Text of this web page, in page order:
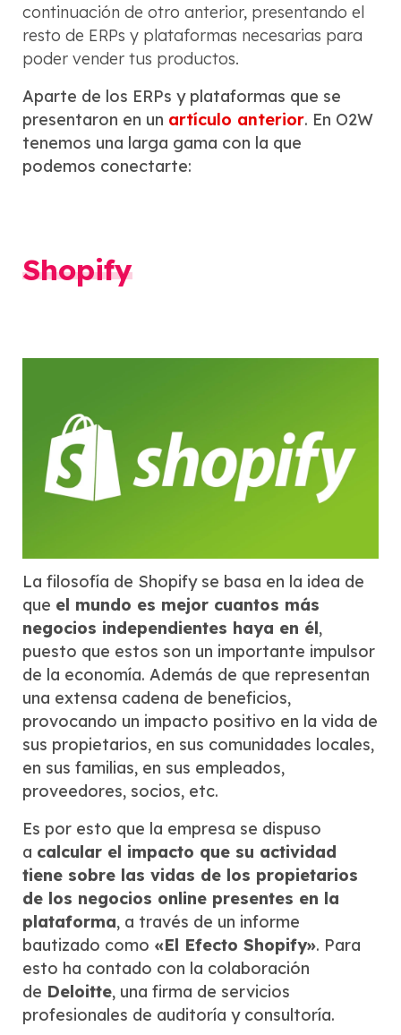
continuación de otro anterior, presentando el
resto de ERPs y plataformas necesarias para
poder vender tus productos.
Aparte de los ERPs y plataformas que se
presentaron en un artículo anterior. En O2W
tenemos una larga gama con la que
podemos conectarte:
Shopify
La filosofía de Shopify se basa en la idea de
que el mundo es mejor cuantos más
negocios independientes haya en él,
puesto que estos son un importante impulsor
de la economía. Además de que representan
una extensa cadena de beneficios,
provocando un impacto positivo en la vida de
sus propietarios, en sus comunidades locales,
en sus familias, en sus empleados,
proveedores, socios, etc.
Es por esto que la empresa se dispuso
a calcular el impacto que su actividad
tiene sobre las vidas de los propietarios
de los negocios online presentes en la
plataforma, a través de un informe
bautizado como «El Efecto Shopify». Para
esto ha contado con la colaboración
de Deloitte, una firma de servicios
profesionales de auditoría y consultoría.